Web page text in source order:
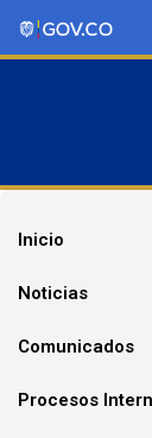
Inicio
Noticias
Comunicados
Procesos